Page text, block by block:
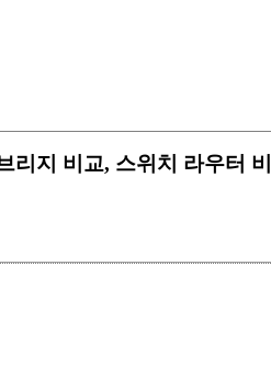
리지 비교, 스위치 라우터